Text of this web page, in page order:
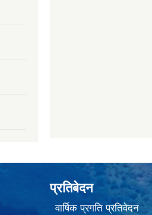
प्रतिबेदन
वार्षिक प्रगति प्रतिवेदन